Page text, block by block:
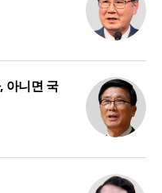
아니면 국